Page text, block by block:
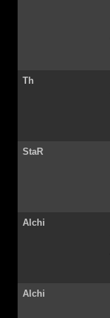
Th
StaR
Alchi
Alchi